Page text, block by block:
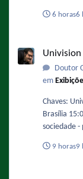
6 horas6
Univision
Doutor
em
Chaves:
Brasília 15:00
sociedade -
9 horas9